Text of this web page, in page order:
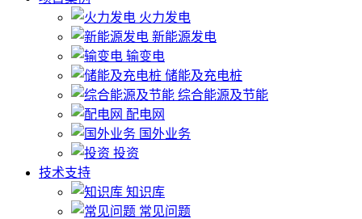
火力发电
新能源发电
输变电
储能及充电桩
综合能源及节能
配电网
国外业务
投资
技术支持
知识库
常见问题